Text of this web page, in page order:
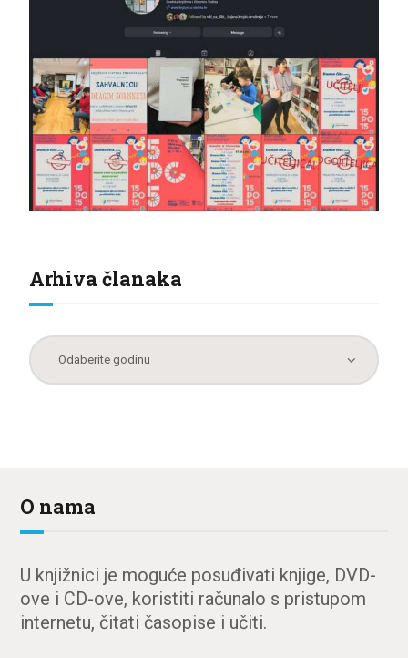
Arhiva članaka
O nama
U knjižnici je moguće posuđivati knjige, DVD-
ove i CD-ove, koristiti računalo s pristupom
internetu, čitati časopise i učiti.